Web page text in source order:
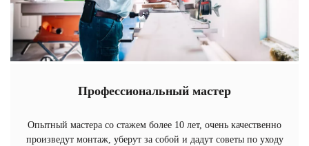
Профессиональный мастер
Опытный мастера со стажем более 10 лет, очень качественно
произведут монтаж, уберут за собой и дадут советы по уходу